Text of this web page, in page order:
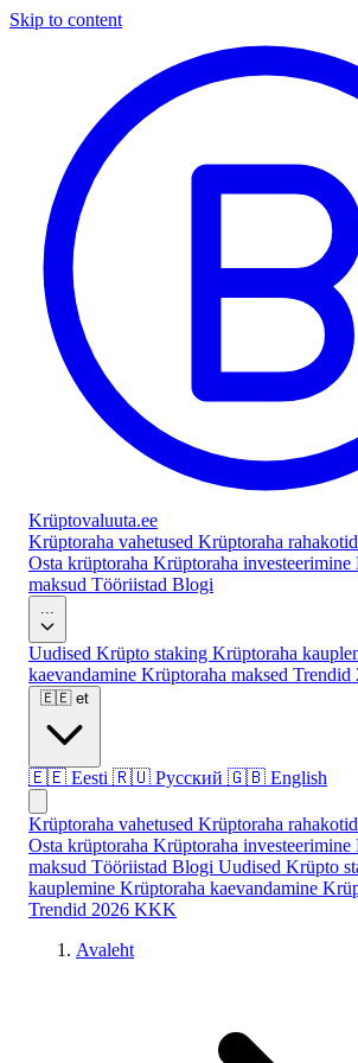
Skip to content
Krüptovaluuta.ee
Krüptoraha vahetused Krüptoraha rahakotid
Osta krüptoraha Krüptoraha investeerimine
maksud Tööriistad Blogi
Uudised Krüpto staking Krüptoraha
kaevandamine Krüptoraha maksed Trendid
🇪🇪 et
🇪🇪 Eesti 🇷🇺 Русский 🇬🇧 English
Krüptoraha vahetused Krüptoraha rahakotid
Osta krüptoraha Krüptoraha investeerimine
maksud Tööriistad Blogi Uudised Krüpto
kauplemine Krüptoraha kaevandamine
Trendid 2026 KKK
Avaleht